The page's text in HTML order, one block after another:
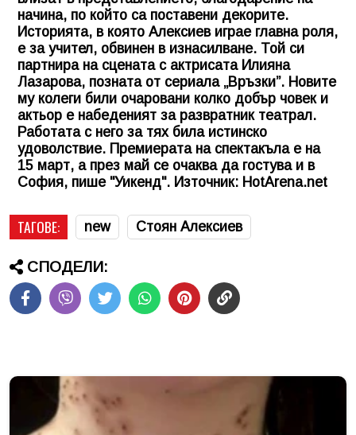
начина, по който са поставени декорите.
Историята, в която Алексиев играе главна роля,
е за учител, обвинен в изнасилване. Той си
партнира на сцената с актрисата Илияна
Лазарова, позната от сериала „Връзки”. Новите
му колеги били очаровани колко добър човек и
актьор е набеденият за развратник театрал.
Работата с него за тях била истинско
удоволствие. Премиерата на спектакъла е на
15 март, а през май се очаква да гостува и в
София, пише "Уикенд". Източник: HotArena.net
ТАГОВЕ: new Стоян Алексиев
СПОДЕЛИ: